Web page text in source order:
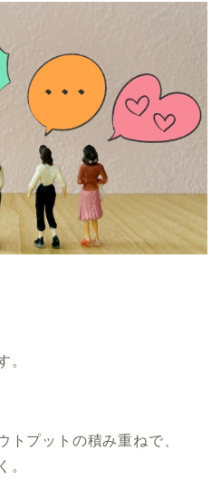
。
トプットの積み重ねで、
。